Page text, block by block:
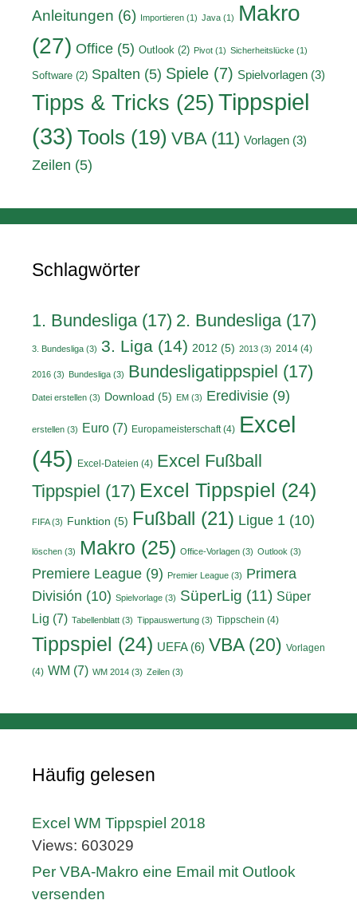
Anleitungen (6) Importieren (1) Java (1)
Makro
(27) Office (5) Outlook (2) Pivot (1) Sicherheitslücke (1)
Software (2) Spalten (5) Spiele (7) Spielvorlagen (3)
Tipps & Tricks (25)Tippspiel
(33) Tools (19) VBA(11) Vorlagen (3)
Zeilen (5)
Schlagwörter
1. Bundesliga(17) 2. Bundesliga(17)
3. Bundesliga (3) 3. Liga (14) 2012 (5) 2013 (3) 2014 (4)
2016 (3) Bundesliga (3) Bundesligatippspiel (17)
Datei erstellen (3) Download (5) EM (3) Eredivisie (9)
erstellen (3) Euro (7) Europameisterschaft(4) Excel
(45)
Excel-Dateien (4) Excel Fußball
Tippspiel (17) Excel Tippspiel (24)
FIFA(3) Funktion (5) Fußball (21) Ligue 1 (10)
löschen (3) Makro (25) Office-Vorlagen (3) Outlook (3)
Premiere League (9) Premier League (3) Primera
División (10) Spielvorlage (3) SüperLig (11) Süper
Lig (7) Tabellenblatt (3) Tippauswertung (3) Tippschein (4)
Tippspiel (24) UEFA(6) VBA(20) Vorlagen
(4) WM (7) WM 2014 (3) Zeilen (3)
Häufig gelesen
Excel WM Tippspiel 2018
Views: 603029
Per VBA-Makro eine Email mit Outlook
versenden